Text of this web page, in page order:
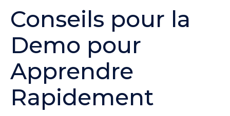
Conseils pour la
Demo pour
Apprendre
Rapidement